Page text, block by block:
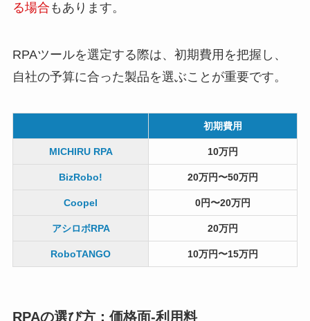
る場合 もあります。
RPAツールを選定する際は、初期費用を把握し、
自社の予算に合った製品を選ぶことが重要です。
初期費用
MICHIRU RPA 10万円
BizRobo! 20万円〜50万円
Coopel 0円〜20万円
アシロボRPA 20万円
RoboTANGO 10万円〜15万円
RPAの選び方：価格面-利用料